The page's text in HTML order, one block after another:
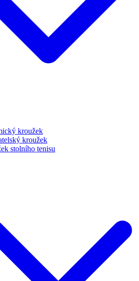
kroužek
kroužek
stolního tenisu